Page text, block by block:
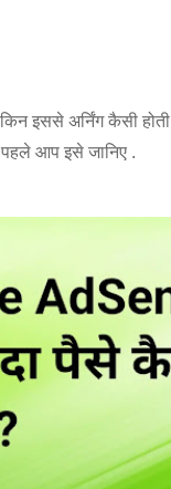
इससे अर्निंग कैसी
आप इसे जानिए .